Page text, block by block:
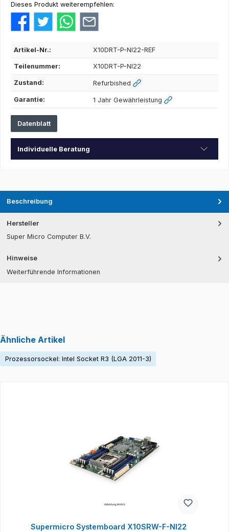
Dieses Produkt weiterempfehlen:
Artikel-Nr.: X10DRT-P-NI22-REF
Teilenummer: X10DRT-P-NI22
Zustand: Refurbished
Garantie: 1 Jahr Gewährleistung
Datenblatt
Individuelle Beratung
Beschreibung
Hersteller
Super Micro Computer B.V.
Hinweise
Weiterführende Informationen
Ähnliche Artikel
Prozessorsockel: Intel Socket R3 (LGA 2011-3)
Supermicro Systemboard X10SRW-F-NI22